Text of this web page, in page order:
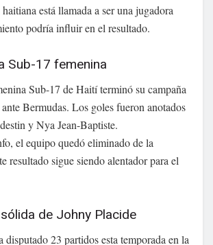
está llamada a ser una jugadora
podría influir en el resultado.
Sub-17 femenina
Sub-17 de Haití terminó su campaña
Bermudas. Los goles fueron anotados
y Nya Jean-Baptiste.
el equipo quedó eliminado de la
resultado sigue siendo alentador para el
de Johny Placide
disputado 23 partidos esta temporada en la